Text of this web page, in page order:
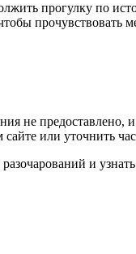
прогулку по
прочувствовать
не предоставлено,
или уточнить
и